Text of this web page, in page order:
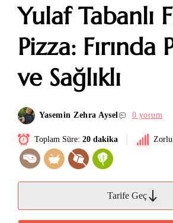
Yulaf Tabanlı
Pizza: Fırında
ve Sağlıklı
Yasemin Zehra Aysel 0 yorum
Toplam Süre: 20 dakika
Tarife Geç